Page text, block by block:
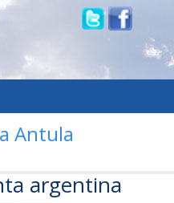
Antula
argentina